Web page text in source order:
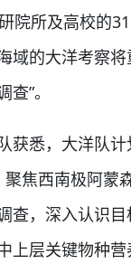
院所及高校的
域的大洋考察
”。
悉，大洋队计
焦西南极阿蒙
查，深入认识
上层关键物种